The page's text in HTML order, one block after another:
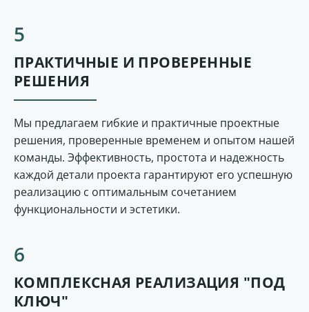
ПРАКТИЧНЫЕ И ПРОВЕРЕННЫЕ
РЕШЕНИЯ
Мы предлагаем гибкие и практичные проектные
решения, проверенные временем и опытом нашей
команды. Эффективность, простота и надежность
каждой детали проекта гарантируют его успешную
реализацию с оптимальным сочетанием
функциональности и эстетики.
КОМПЛЕКСНАЯ РЕАЛИЗАЦИЯ "ПОД
КЛЮЧ"